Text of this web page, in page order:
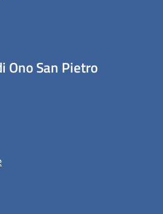
Ono San Pietro